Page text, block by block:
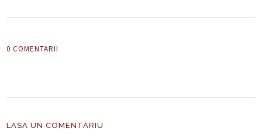
0 COMENTARII
LASA UN COMENTARIU